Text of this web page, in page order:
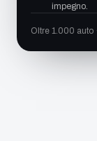
impegno.
Oltre 1.000 auto